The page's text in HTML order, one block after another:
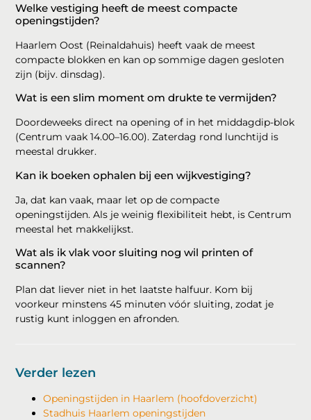
Welke vestiging heeft de meest compacte
openingstijden?
Haarlem Oost (Reinaldahuis) heeft vaak de meest
compacte blokken en kan op sommige dagen gesloten
zijn (bijv. dinsdag).
Wat is een slim moment om drukte te vermijden?
Doordeweeks direct na opening of in het middagdip-blok
(Centrum vaak 14.00–16.00). Zaterdag rond lunchtijd is
meestal drukker.
Kan ik boeken ophalen bij een wijkvestiging?
Ja, dat kan vaak, maar let op de compacte
openingstijden. Als je weinig flexibiliteit hebt, is Centrum
meestal het makkelijkst.
Wat als ik vlak voor sluiting nog wil printen of
scannen?
Plan dat liever niet in het laatste halfuur. Kom bij
voorkeur minstens 45 minuten vóór sluiting, zodat je
rustig kunt inloggen en afronden.
Verder lezen
Openingstijden in Haarlem (hoofdoverzicht)
Stadhuis Haarlem openingstijden